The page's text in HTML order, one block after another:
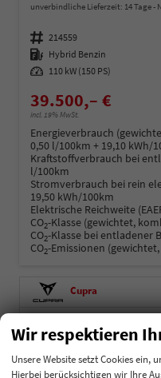
unverbindliche Lieferzeit: 14 Tage
Fahrzeugnummer 214559
Kraftstoff Hybrid Benzin
Leistung 110 kW (150 PS)
39.500,– €
incl. 19% MwSt.
Energieverbrauch
0,50 l/100km + 19,10 kWh/
Kraftstoffverbrauch bei
l/100km
Stromverbrauch bei rein
19,50 kWh/100km
Elektrische Reichweite
CO2-Klasse (gewichtet,
CO2-Klasse bei entladener
CO2-Emissionen
Cupra
Wir respektieren
Unsere Website setzt Cookies ein,
Hierbei berücksichtigen wir Ihre